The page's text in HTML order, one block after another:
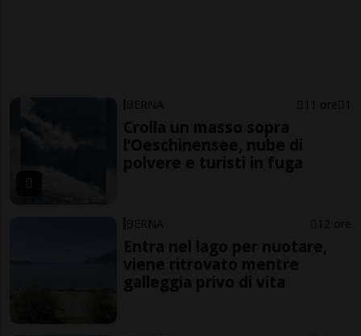
BERNA 11 ore 1
Crolla un masso sopra
l’Oeschinensee, nube di
polvere e turisti in fuga
BERNA 12 ore
Entra nel lago per nuotare,
viene ritrovato mentre
galleggia privo di vita